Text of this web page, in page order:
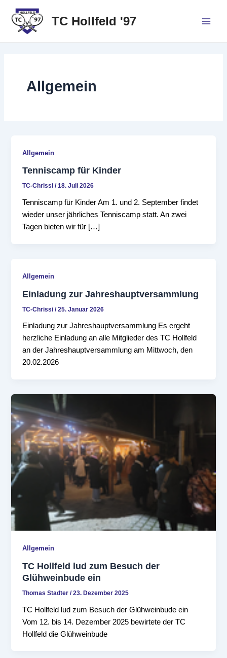
Inhalt
springen
TC Hollfeld '97
Allgemein
Allgemein
Tenniscamp für Kinder
TC-Chrissi/18. Juli 2026
Tenniscamp für Kinder Am 1. und 2. September findet
wieder unser jährliches Tenniscamp statt. An zwei
Tagen bieten wir für […]
Allgemein
Einladung zur Jahreshauptversammlung
TC-Chrissi/25. Januar 2026
Einladung zur Jahreshauptversammlung Es ergeht
herzliche Einladung an alle Mitglieder des TC Hollfeld
an der Jahreshauptversammlung am Mittwoch, den
20.02.2026
Allgemein
TC Hollfeld lud zum Besuch der
Glühweinbude ein
Thomas Stadter/23. Dezember 2025
TC Hollfeld lud zum Besuch der Glühweinbude ein
Vom 12. bis 14. Dezember 2025 bewirtete der TC
Hollfeld die Glühweinbude